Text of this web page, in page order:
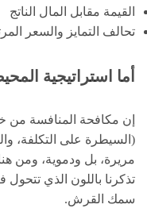
القيمة مقابل المال الناتج
تحالف التمايز والسعر
أما استراتيجية
إن مكافحة المنافسة من
(السيطرة على التكلفة،
مريرة، بل ودموية، ومن
تذكرنا باللون الذي تتحول
سمك القرش.